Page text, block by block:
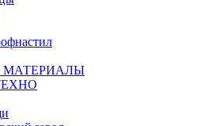
МАТЕРИАЛЫ